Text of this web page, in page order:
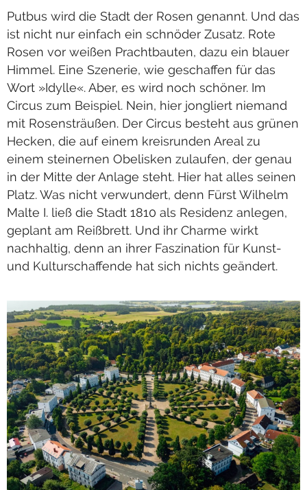
Putbus wird die Stadt der Rosen genannt. Und das
ist nicht nur einfach ein schnöder Zusatz. Rote
Rosen vor weißen Prachtbauten, dazu ein blauer
Himmel. Eine Szenerie, wie geschaffen für das
Wort »Idylle«. Aber, es wird noch schöner. Im
Circus zum Beispiel. Nein, hier jongliert niemand
mit Rosensträußen. Der Circus besteht aus grünen
Hecken, die auf einem kreisrunden Areal zu
einem steinernen Obelisken zulaufen, der genau
in der Mitte der Anlage steht. Hier hat alles seinen
Platz. Was nicht verwundert, denn Fürst Wilhelm
Malte I. ließ die Stadt 1810 als Residenz anlegen,
geplant am Reißbrett. Und ihr Charme wirkt
nachhaltig, denn an ihrer Faszination für Kunst-
und Kulturschaffende hat sich nichts geändert.